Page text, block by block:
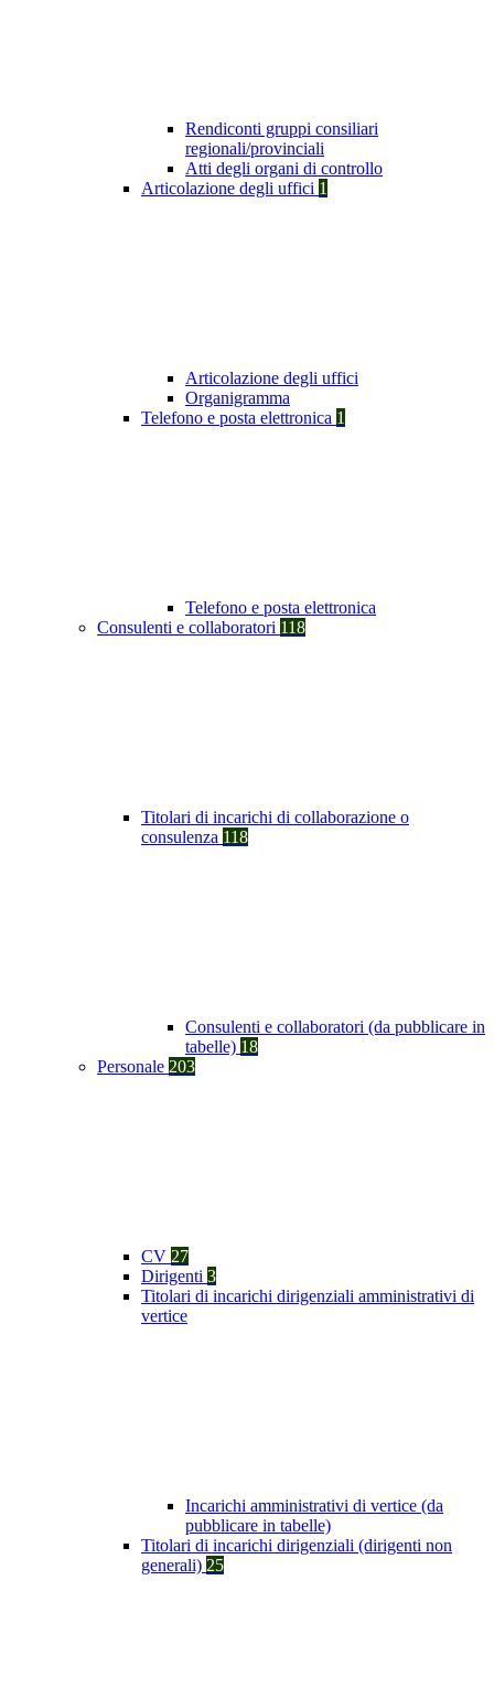
Rendiconti gruppi consiliari
regionali/provinciali
Atti degli organi di controllo
Articolazione degli uffici 1
Articolazione degli uffici
Organigramma
Telefono e posta elettronica 1
Telefono e posta elettronica
Consulenti e collaboratori 118
Titolari di incarichi di collaborazione o
consulenza 118
Consulenti e collaboratori (da pubblicare in
tabelle) 18
Personale 203
CV 27
Dirigenti 3
Titolari di incarichi dirigenziali amministrativi di
vertice
Incarichi amministrativi di vertice (da
pubblicare in tabelle)
Titolari di incarichi dirigenziali (dirigenti non
generali) 25